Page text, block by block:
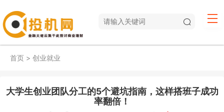
首页 > 创业就业
大学生创业团队分工的5个避坑指南，这样搭班子成功
率翻倍！